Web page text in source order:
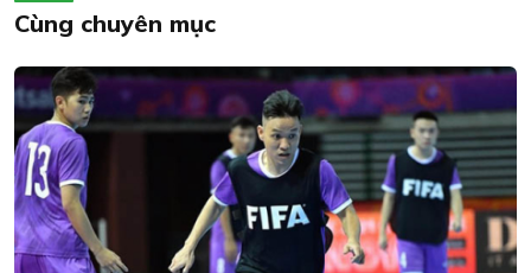
Cùng chuyên mục